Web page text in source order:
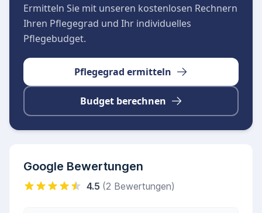
Das kompetente Pflegeteam legt großen Wert
auf eine vertrauensvolle Atmosphäre und eine
professionelle Arbeitsweise, was auch von
Angehörigen sehr geschätzt wird.
Ermitteln Sie mit unseren kostenlosen Rechnern
Ihren Pflegegrad und Ihr individuelles
Pflegebudget.
Pflegegrad ermitteln
Budget berechnen
Google Bewertungen
4.5 (2 Bewertungen)